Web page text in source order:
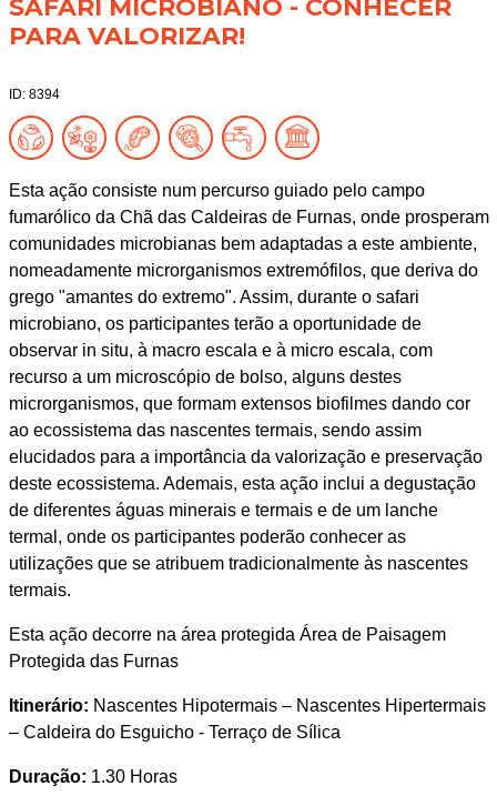
SAFARI MICROBIANO - CONHECER
PARA VALORIZAR!
ID: 8394
Esta ação consiste num percurso guiado pelo campo
fumarólico da Chã das Caldeiras de Furnas, onde prosperam
comunidades microbianas bem adaptadas a este ambiente,
nomeadamente microrganismos extremófilos, que deriva do
grego "amantes do extremo". Assim, durante o safari
microbiano, os participantes terão a oportunidade de
observar in situ, à macro escala e à micro escala, com
recurso a um microscópio de bolso, alguns destes
microrganismos, que formam extensos biofilmes dando cor
ao ecossistema das nascentes termais, sendo assim
elucidados para a importância da valorização e preservação
deste ecossistema. Ademais, esta ação inclui a degustação
de diferentes águas minerais e termais e de um lanche
termal, onde os participantes poderão conhecer as
utilizações que se atribuem tradicionalmente às nascentes
termais.
Esta ação decorre na área protegida Área de Paisagem
Protegida das Furnas
Itinerário: Nascentes Hipotermais – Nascentes Hipertermais
– Caldeira do Esguicho - Terraço de Sílica
Duração: 1.30 Horas